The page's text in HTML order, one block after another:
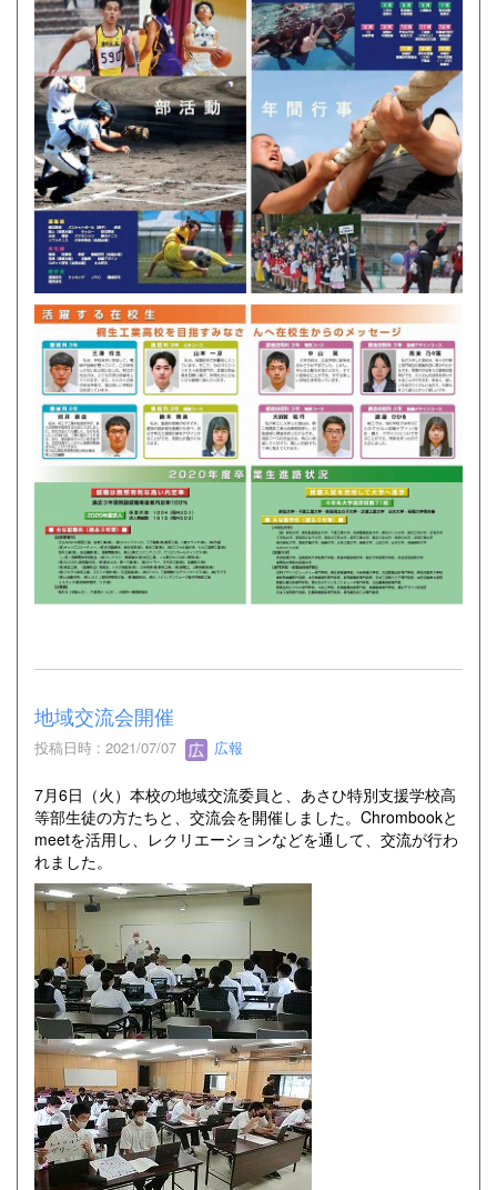
地域交流会開催
投稿日時 : 2021/07/07 広報
7月6日（火）本校の地域交流委員と、あさひ特別支援学校高
等部生徒の方たちと、交流会を開催しました。Chrombookと
meetを活用し、レクリエーションなどを通して、交流が行わ
れました。